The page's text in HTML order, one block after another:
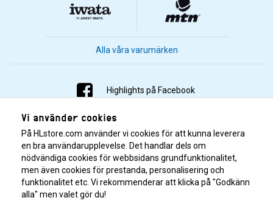
Alla våra varumärken
Highlights på Facebook
Highlights på Instagram
Highlights på Youtube
Highlights på Tiktok
Vi använder cookies
På HLstore.com använder vi cookies för att kunna leverera
en bra användarupplevelse. Det handlar dels om
nödvändiga cookies för webbsidans grundfunktionalitet,
men även cookies för prestanda, personalisering och
funktionalitet etc. Vi rekommenderar att klicka på "Godkänn
alla" men valet gör du!